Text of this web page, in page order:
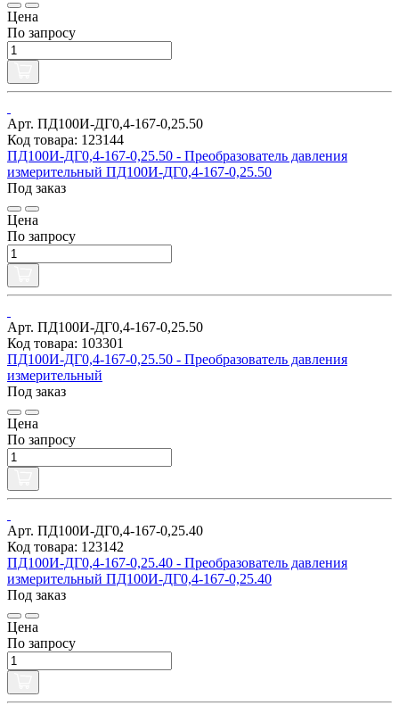
Цена
По запросу
Арт. ПД100И-ДГ0,4-167-0,25.50
Код товара: 123144
ПД100И-ДГ0,4-167-0,25.50 - Преобразователь давления
измерительный ПД100И-ДГ0,4-167-0,25.50
Под заказ
Цена
По запросу
Арт. ПД100И-ДГ0,4-167-0,25.50
Код товара: 103301
ПД100И-ДГ0,4-167-0,25.50 - Преобразователь давления
измерительный
Под заказ
Цена
По запросу
Арт. ПД100И-ДГ0,4-167-0,25.40
Код товара: 123142
ПД100И-ДГ0,4-167-0,25.40 - Преобразователь давления
измерительный ПД100И-ДГ0,4-167-0,25.40
Под заказ
Цена
По запросу